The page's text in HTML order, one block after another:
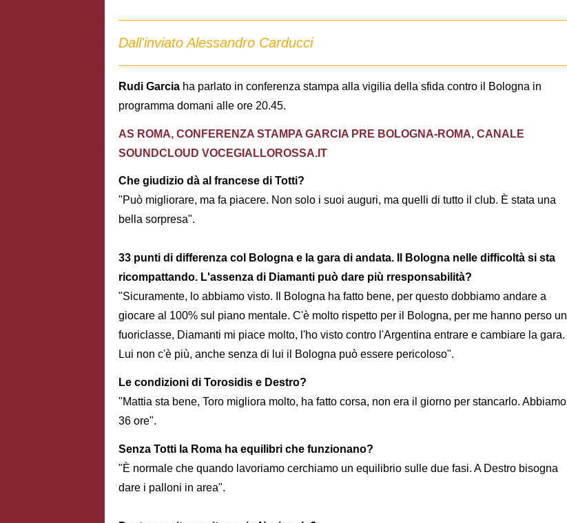
Dall'inviato Alessandro Carducci
Rudi Garcia ha parlato in conferenza stampa alla vigilia della sfida contro il Bologna in
programma domani alle ore 20.45.
AS ROMA, CONFERENZA STAMPA GARCIA PRE BOLOGNA-ROMA, CANALE
SOUNDCLOUD VOCEGIALLOROSSA.IT
Che giudizio dà al francese di Totti?
"Può migliorare, ma fa piacere. Non solo i suoi auguri, ma quelli di tutto il club. È stata una
bella sorpresa".
33 punti di differenza col Bologna e la gara di andata. Il Bologna nelle difficoltà si sta
ricompattando. L'assenza di Diamanti può dare più rresponsabilità?
"Sicuramente, lo abbiamo visto. Il Bologna ha fatto bene, per questo dobbiamo andare a
giocare al 100% sul piano mentale. C'è molto rispetto per il Bologna, per me hanno perso un
fuoriclasse, Diamanti mi piace molto, l'ho visto contro l'Argentina entrare e cambiare la gara.
Lui non c'è più, anche senza di lui il Bologna può essere pericoloso".
Le condizioni di Torosidis e Destro?
"Mattia sta bene, Toro migliora molto, ha fatto corsa, non era il giorno per stancarlo. Abbiamo
36 ore".
Senza Totti la Roma ha equilibri che funzionano?
"È normale che quando lavoriamo cerchiamo un equilibrio sulle due fasi. A Destro bisogna
dare i palloni in area".